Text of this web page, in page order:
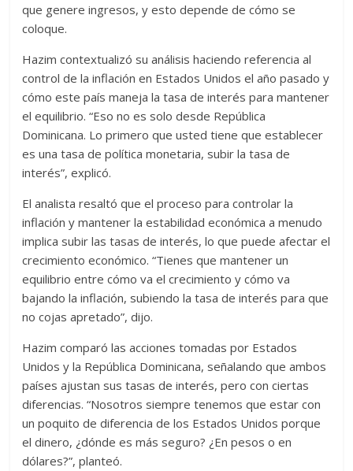
que genere ingresos, y esto depende de cómo se
coloque.
Hazim contextualizó su análisis haciendo referencia al
control de la inflación en Estados Unidos el año pasado y
cómo este país maneja la tasa de interés para mantener
el equilibrio. “Eso no es solo desde República
Dominicana. Lo primero que usted tiene que establecer
es una tasa de política monetaria, subir la tasa de
interés”, explicó.
El analista resaltó que el proceso para controlar la
inflación y mantener la estabilidad económica a menudo
implica subir las tasas de interés, lo que puede afectar el
crecimiento económico. “Tienes que mantener un
equilibrio entre cómo va el crecimiento y cómo va
bajando la inflación, subiendo la tasa de interés para que
no cojas apretado”, dijo.
Hazim comparó las acciones tomadas por Estados
Unidos y la República Dominicana, señalando que ambos
países ajustan sus tasas de interés, pero con ciertas
diferencias. “Nosotros siempre tenemos que estar con
un poquito de diferencia de los Estados Unidos porque
el dinero, ¿dónde es más seguro? ¿En pesos o en
dólares?”, planteó.